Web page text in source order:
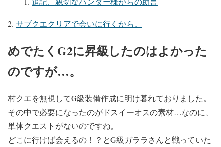
サブクエクリアで会いに行くから。
めでたくG2に昇級したのはよかった
のですが…。
村クエを無視してG級装備作成に明け暮れておりました。
その中で必要になったのがドスイーオスの素材…なのに、
単体クエストがないのですね。
どこに行けば会えるの！？とG級ガララさんと戦っていた